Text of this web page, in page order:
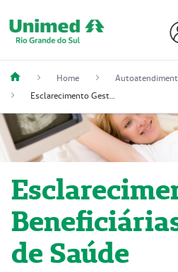
Home
Esclarecimento Gestantes
de Saúde